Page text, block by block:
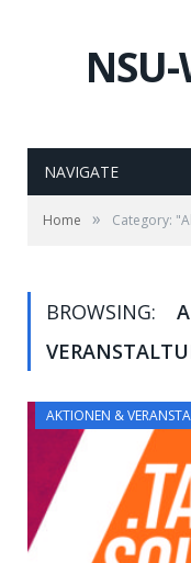
NAVIGATE
Home » Category:
BROWSING:
AKTIONEN &